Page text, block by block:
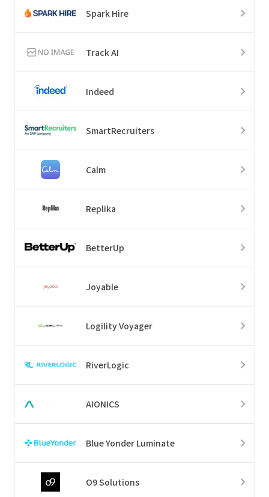
Spark Hire
Track AI
Indeed
SmartRecruiters
Calm
Replika
BetterUp
Joyable
Logility Voyager
RiverLogic
AIONICS
Blue Yonder Luminate
O9 Solutions